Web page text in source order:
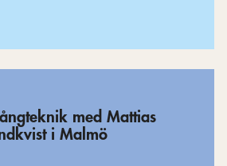
med Mattias
i Malmö